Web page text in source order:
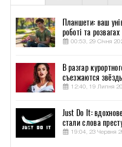
Планшети: ваш
роботі та розвагах
00:53, 29 Січня
В разгар
съезжаются
12:40, 19 Липня
Just Do It:
стали слова
19:04, 23 Червня